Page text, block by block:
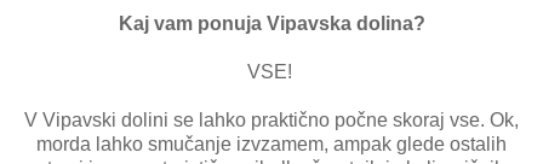
Kaj vam ponuja Vipavska dolina?
VSE!
V Vipavski dolini se lahko praktično počne skoraj vse. Ok,
morda lahko smučanje izvzamem, ampak glede ostalih